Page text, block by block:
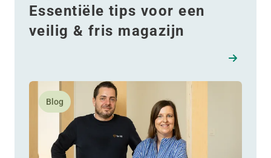
Essentiële tips voor een
veilig & fris magazijn
Blog
Lees meer over De transformatie naar digitale HR: